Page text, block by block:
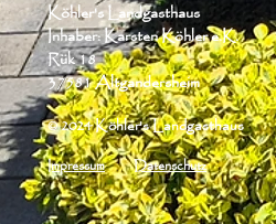
Köhler's Landgasthaus
Inhaber: Karsten Köhler e.K.
Rük 18
37581 Altgandersheim
© 2024 Köhler's Landgasthaus
Impressum Datenschutz